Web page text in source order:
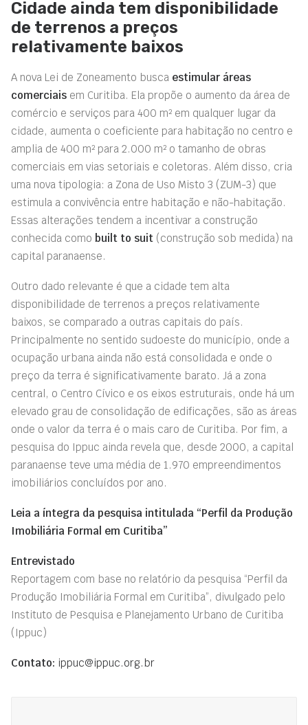
Cidade ainda tem disponibilidade
de terrenos a preços
relativamente baixos
A nova Lei de Zoneamento busca estimular áreas
comerciais em Curitiba. Ela propõe o aumento da área de
comércio e serviços para 400 m² em qualquer lugar da
cidade, aumenta o coeficiente para habitação no centro e
amplia de 400 m² para 2.000 m² o tamanho de obras
comerciais em vias setoriais e coletoras. Além disso, cria
uma nova tipologia: a Zona de Uso Misto 3 (ZUM-3) que
estimula a convivência entre habitação e não-habitação.
Essas alterações tendem a incentivar a construção
conhecida como built to suit (construção sob medida) na
capital paranaense.
Outro dado relevante é que a cidade tem alta
disponibilidade de terrenos a preços relativamente
baixos, se comparado a outras capitais do país.
Principalmente no sentido sudoeste do município, onde a
ocupação urbana ainda não está consolidada e onde o
preço da terra é significativamente barato. Já a zona
central, o Centro Cívico e os eixos estruturais, onde há um
elevado grau de consolidação de edificações, são as áreas
onde o valor da terra é o mais caro de Curitiba. Por fim, a
pesquisa do Ippuc ainda revela que, desde 2000, a capital
paranaense teve uma média de 1.970 empreendimentos
imobiliários concluídos por ano.
Leia a íntegra da pesquisa intitulada “Perfil da Produção
Imobiliária Formal em Curitiba”
Entrevistado
Reportagem com base no relatório da pesquisa “Perfil da
Produção Imobiliária Formal em Curitiba”, divulgado pelo
Instituto de Pesquisa e Planejamento Urbano de Curitiba
(Ippuc)
Contato: ippuc@ippuc.org.br